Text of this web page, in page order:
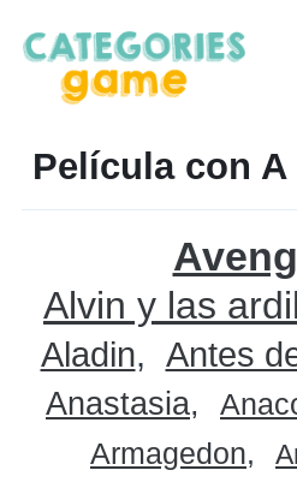
Película con A
Alvin y las
Aladin Antes
Anastasia
Armagedon